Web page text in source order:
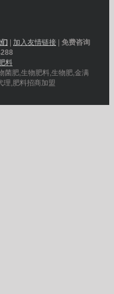
加入友情链接
免费咨询
料
菌肥,生物肥料,生物肥,金满
理,肥料招商加盟